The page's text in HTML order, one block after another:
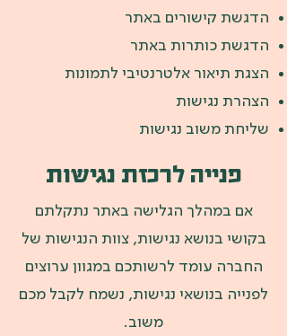
הדגשת קישורים באתר
הדגשת כותרות באתר
הצגת תיאור אלטרנטיבי לתמונות
הצהרת נגישות
שליחת משוב נגישות
פנייה לרכזת נגישות
אם במהלך הגלישה באתר נתקלתם
בקושי בנושא נגישות, צוות הנגישות של
החברה עומד לרשותכם במגוון ערוצים
לפנייה בנושאי נגישות, נשמח לקבל מכם
משוב.